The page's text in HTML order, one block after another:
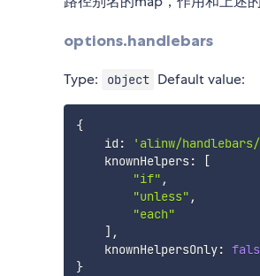
options.handlebars
Type: object Default value:
{
    id
: 'alinw/
    knownHelpers
:
[
"if" ,
"unless" ,
"each"
] ,
    knownHelpersOnly
:
}